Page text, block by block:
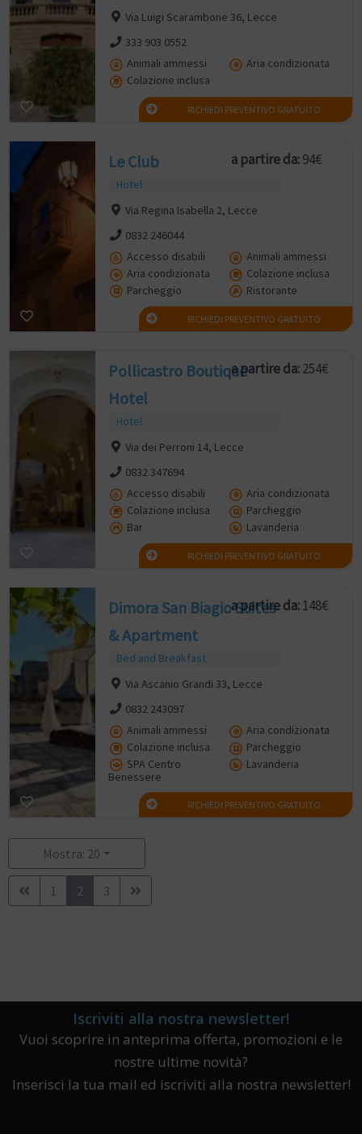
Via Luigi Scarambone 36, Lecce
333 903 0552
Animali ammessi
Aria condizionata
Colazione inclusa
RICHIEDI PREVENTIVO GRATUITO
Le Club
Hotel
a partire da:94€
Via Regina Isabella 2, Lecce
0832 246044
Accesso disabili
Animali ammessi
Aria condizionata
Colazione inclusa
Parcheggio
Ristorante
RICHIEDI PREVENTIVO GRATUITO
Pollicastro Boutique
Hotel
Hotel
a partire da:254€
Via dei Perroni 14, Lecce
0832 347694
Accesso disabili
Aria condizionata
Colazione inclusa
Parcheggio
Bar
Lavanderia
RICHIEDI PREVENTIVO GRATUITO
Dimora San Biagio Suites
& Apartment
Bed and Breakfast
a partire da:148€
Via Ascanio Grandi 33, Lecce
0832 243097
Animali ammessi
Aria condizionata
Colazione inclusa
Parcheggio
SPA Centro
Benessere
Lavanderia
RICHIEDI PREVENTIVO GRATUITO
Mostra: 20
1 2 3
Iscriviti alla nostra newsletter!
Vuoi scoprire in anteprima offerta, promozioni e le
nostre ultime novità?
Inserisci la tua mail ed iscriviti alla nostra newsletter!